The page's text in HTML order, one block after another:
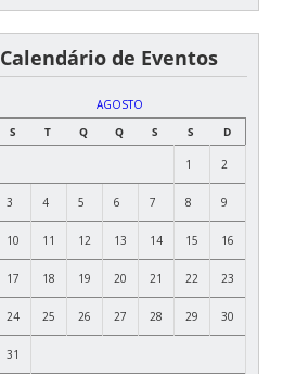
Calendário de Eventos
AGOSTO
S
T Q Q S S D
1 2
3 4 5 6 7 8 9
10 11 12 13 14 15 16
17 18 19 20 21 22 23
24 25 26 27 28 29 30
31